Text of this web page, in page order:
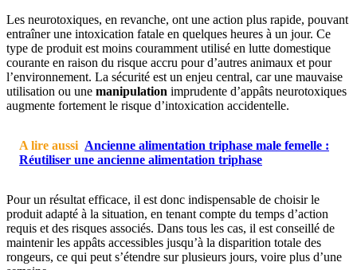
Les neurotoxiques, en revanche, ont une action plus rapide, pouvant
entraîner une intoxication fatale en quelques heures à un jour. Ce
type de produit est moins couramment utilisé en lutte domestique
courante en raison du risque accru pour d’autres animaux et pour
l’environnement. La sécurité est un enjeu central, car une mauvaise
utilisation ou une manipulation imprudente d’appâts neurotoxiques
augmente fortement le risque d’intoxication accidentelle.
A lire aussi Ancienne alimentation triphase male femelle :
Réutiliser une ancienne alimentation triphase
Pour un résultat efficace, il est donc indispensable de choisir le
produit adapté à la situation, en tenant compte du temps d’action
requis et des risques associés. Dans tous les cas, il est conseillé de
maintenir les appâts accessibles jusqu’à la disparition totale des
rongeurs, ce qui peut s’étendre sur plusieurs jours, voire plus d’une